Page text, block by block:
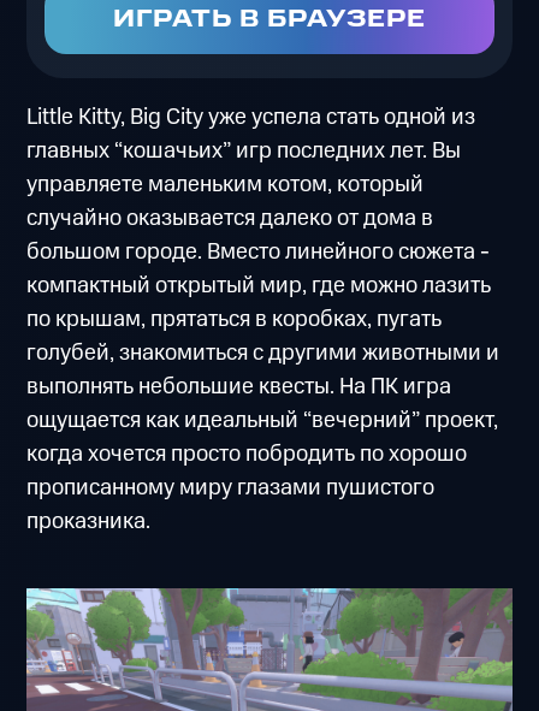
ИГРАТЬ В БРАУЗЕРЕ
Little Kitty, Big City уже успела стать одной из
главных “кошачьих” игр последних лет. Вы
управляете маленьким котом, который
случайно оказывается далеко от дома в
большом городе. Вместо линейного сюжета -
компактный открытый мир, где можно лазить
по крышам, прятаться в коробках, пугать
голубей, знакомиться с другими животными и
выполнять небольшие квесты. На ПК игра
ощущается как идеальный “вечерний” проект,
когда хочется просто побродить по хорошо
прописанному миру глазами пушистого
проказника.